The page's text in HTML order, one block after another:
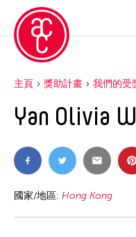
主頁 獎助計畫 我們的受
Yan Olivia
國家/地區: Hong Kong